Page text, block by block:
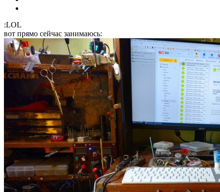
:LOL
вот прямо сейчас занимаюсь: